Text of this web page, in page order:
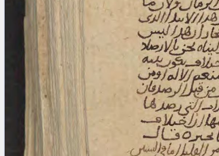
beta Glossary
Resources
Impressum